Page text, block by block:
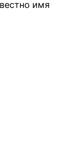
имя